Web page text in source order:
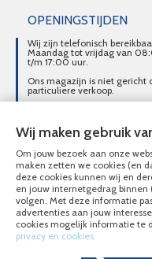
OPENINGSTIJDEN
Wij zijn telefonisch
Maandag tot vrijdag van
t/m 17:00 uur.
Ons magazijn is niet gericht
particuliere verkoop.
contact.
© Nieuwhoff de Rijk
Wij maken gebruik
Om jouw bezoek aan onze
maken zetten we cookies (en
deze cookies kunnen wij en
en jouw internetgedrag
volgen. Met deze informatie
advertenties aan jouw
cookies mogelijk informatie te
privacy en cookies.